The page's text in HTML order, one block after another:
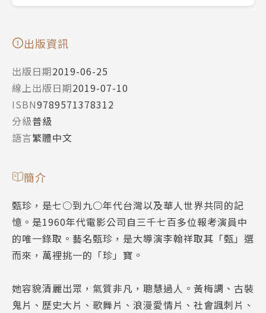
出版資訊
出版日期2019-06-25
線上出版日期2019-07-10
ISBN9789571378312
分級普級
語言繁體中文
簡介
甄珍，是七○到九○年代台灣以及華人世界共同的記
憶。是1960年代電影公司自三千七百多位報考演員中
的唯一錄取。藝名甄珍，是大導演李翰祥取其「甄」選
而來，萬裡挑一的「珍」寶。
她容貌清麗出眾，氣質非凡，聰慧過人。黃梅調、古裝
鬼片、歷史大片、歌舞片、浪漫愛情片、社會諷刺片、